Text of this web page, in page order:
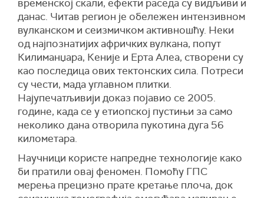
временској скали, ефекти раседа су видљиви и
данас. Читав регион је обележен интензивном
вулканском и сеизмичком активношћу. Неки
од најпознатијих афричких вулкана, попут
Килиманџара, Кеније и Ерта Алеа, створени су
као последица ових тектонских сила. Потреси
су чести, мада углавном плитки.
Најупечатљивији доказ појавио се 2005.
године, када се у етиопској пустињи за само
неколико дана отворила пукотина дуга 56
километара.
Научници користе напредне технологије како
би пратили овај феномен. Помоћу ГПС
мерења прецизно прате кретање плоча, док